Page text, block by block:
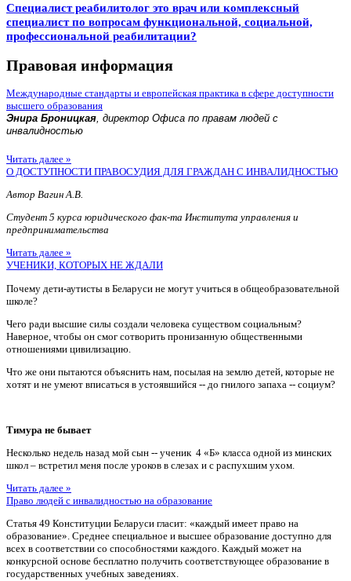
Специалист реабилитолог это врач или комплексный
специалист по вопросам функциональной, социальной,
профессиональной реабилитации?
Правовая информация
Международные стандарты и европейская практика в сфере доступности
высшего образования
Энира Броницкая, директор Офиса по правам людей с
инвалидностью
Читать далее »
О ДОСТУПНОСТИ ПРАВОСУДИЯ ДЛЯ ГРАЖДАН С ИНВАЛИДНОСТЬЮ
Автор Вагин А.В.
Студент 5 курса юридического фак-та Института управления и
предпринимательства
Читать далее »
УЧЕНИКИ, КОТОРЫХ НЕ ЖДАЛИ
Почему дети-аутисты в Беларуси не могут учиться в общеобразовательной
школе?
Чего ради высшие силы создали человека существом социальным?
Наверное, чтобы он смог сотворить пронизанную общественными
отношениями цивилизацию.
Что же они пытаются объяснить нам, посылая на землю детей, которые не
хотят и не умеют вписаться в устоявшийся -- до гнилого запаха -- социум?
Тимура не бывает
Несколько недель назад мой сын -- ученик 4 «Б» класса одной из минских
школ – встретил меня после уроков в слезах и с распухшим ухом.
Читать далее »
Право людей с инвалидностью на образование
Статья 49 Конституции Беларуси гласит: «каждый имеет право на
образование». Среднее специальное и высшее образование доступно для
всех в соответствии со способностями каждого. Каждый может на
конкурсной основе бесплатно получить соответствующее образование в
государственных учебных заведениях.